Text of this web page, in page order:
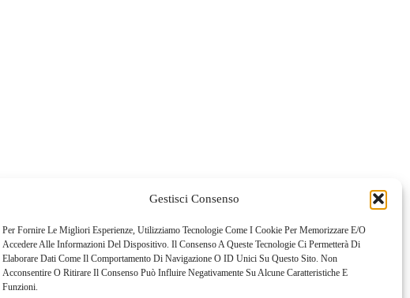
Gestisci Consenso
Per Fornire Le Migliori Esperienze, Utilizziamo Tecnologie Come I Cookie Per Memorizzare E/o
Accedere Alle Informazioni Del Dispositivo. Il Consenso A Queste Tecnologie Ci Permetterà Di
Elaborare Dati Come Il Comportamento Di Navigazione O ID Unici Su Questo Sito. Non
Acconsentire O Ritirare Il Consenso Può Influire Negativamente Su Alcune Caratteristiche E
Funzioni.